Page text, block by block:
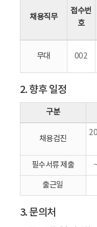
채용직무
접수번
호
무대 002
2. 향후 일정
구분
채용검진
필수서류 제출
출근일
3. 문의처